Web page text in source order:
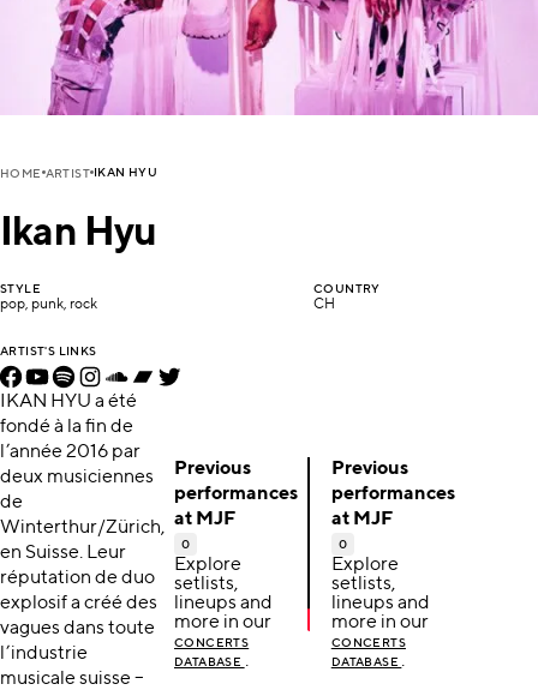
HOME ARTIST IKAN HYU
Ikan Hyu
STYLE
pop, punk, rock
COUNTRY
CH
ARTIST'S LINKS
IKAN HYU a été
fondé à la fin de
l’année 2016 par
deux musiciennes
de
Winterthur/Zürich,
en Suisse. Leur
réputation de duo
explosif a créé des
vagues dans toute
l’industrie
musicale suisse –
Previous
performances
at MJF
0
Explore
setlists,
lineups and
more in our
CONCERTS
DATABASE .
Previous
performances
at MJF
0
Explore
setlists,
lineups and
more in our
CONCERTS
DATABASE .